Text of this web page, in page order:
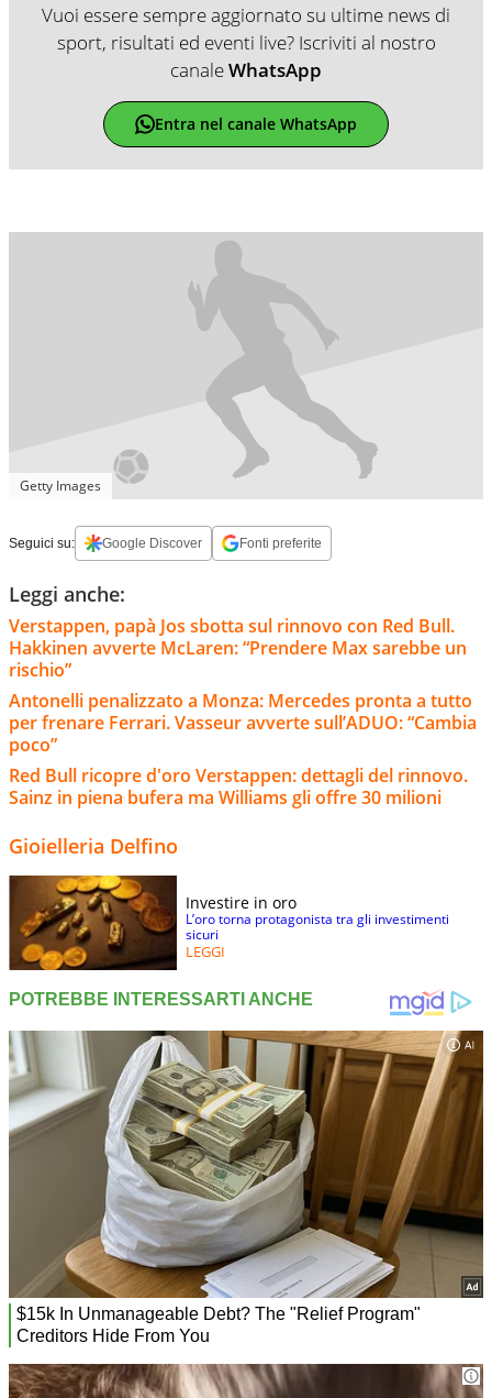
Vuoi essere sempre aggiornato su ultime news di
sport, risultati ed eventi live? Iscriviti al nostro
canaleWhatsApp
Entra nel canale WhatsApp
Getty Images
Seguici su: Google Discover Fonti preferite
Leggi anche:
Verstappen, papà Jos sbotta sul rinnovo con Red Bull.
Hakkinen avverte McLaren: “Prendere Max sarebbe un
rischio”
Antonelli penalizzato a Monza: Mercedes pronta a tutto
per frenare Ferrari. Vasseur avverte sull’ADUO: “Cambia
poco”
Red Bull ricopre d'oro Verstappen: dettagli del rinnovo.
Sainz in piena bufera ma Williams gli offre 30 milioni
Gioielleria Delfino
Investire in oro
L’oro torna protagonista tra gli investimenti
sicuri
LEGGI